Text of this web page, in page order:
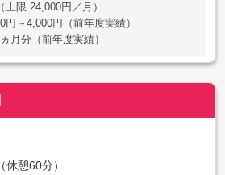
上限 24,000円／月）
円～4,000円（前年度実績）
月分（前年度実績）
休憩60分）